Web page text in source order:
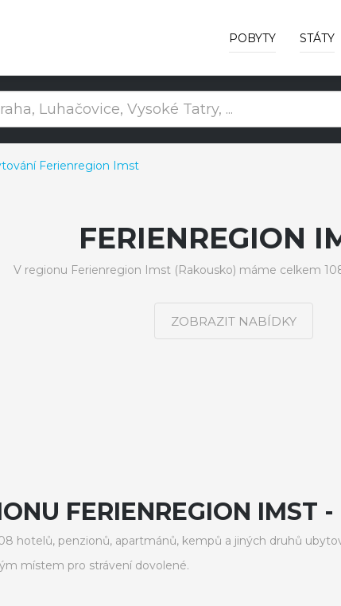
POBYTY STÁTY
Ferienregion Imst
FERIENREGION
V regionu Ferienregion Imst (Rakousko) máme celkem
ZOBRAZIT NABÍDKY
FERIENREGION IMST
hotelů, penzionů, apartmánů, kempů a jiných druhů
místem pro strávení dovolené.